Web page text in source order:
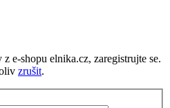
e-shopu elnika.cz, zaregistrujte se.
zrušit.